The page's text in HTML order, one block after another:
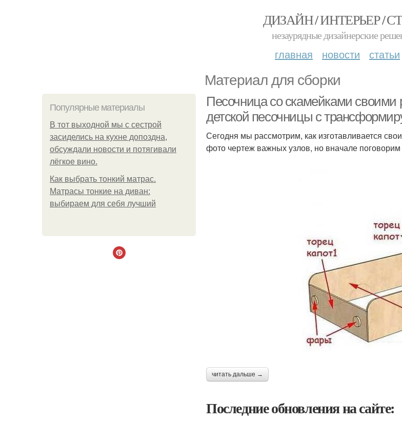
ДИЗАЙН / ИНТЕРЬЕР /
незаурядные дизайнерские
главная новости статьи
Материал для сборки
Популярные материалы
В тот выходной мы с сестрой
засиделись на кухне допоздна,
обсуждали новости и потягивали
лёгкое вино.
Как выбрать тонкий матрас.
Матрасы тонкие на диван:
выбираем для себя лучший
Песочница со скамейками
детской песочницы с
Сегодня мы рассмотрим, как изготавливается
фото чертеж важных узлов, но вначале
читать дальше →
Последние обновления на сайте: